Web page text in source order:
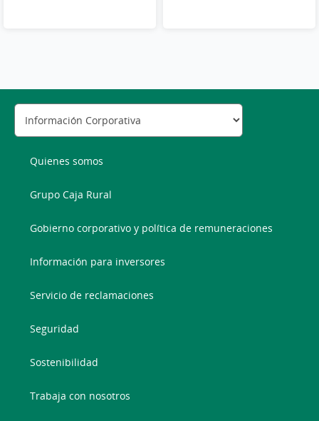
Quienes somos
Grupo Caja Rural
Gobierno corporativo y política de remuneraciones
Información para inversores
Servicio de reclamaciones
Seguridad
Sostenibilidad
Trabaja con nosotros